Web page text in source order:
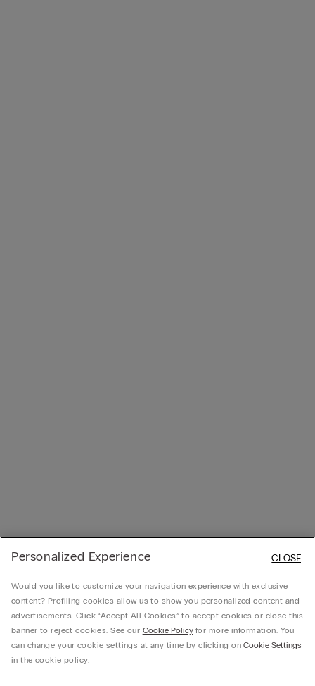
Personalized Experience
Would you like to customize your navigation experience with exclusive
content? Profiling cookies allow us to show you personalized content and
advertisements. Click “Accept All Cookies” to accept cookies or close this
banner to reject cookies. See our Cookie Policyfor more information. You
can change your cookie settings at any time by clicking onCookie Settings
in the cookie policy.
CLOSE